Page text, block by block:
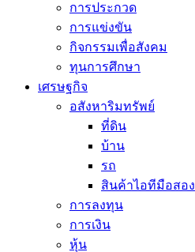
การประกวด
การแข่งขัน
กิจกรรมเพื่อสังคม
ทุนการศึกษา
เศรษฐกิจ
อสังหาริมทรัพย์
ที่ดิน
บ้าน
รถ
สินค้าไอทีมือสอง
การลงทุน
การเงิน
หุ้น